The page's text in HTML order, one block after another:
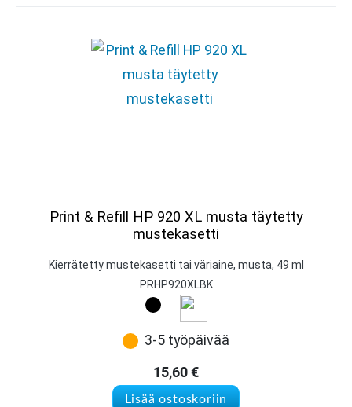
Print & Refill HP 920 XL musta täytetty
mustekasetti
Kierrätetty mustekasetti tai väriaine, musta, 49 ml
PRHP920XLBK
3-5 työpäivää
15,60€
Lisää ostoskoriin